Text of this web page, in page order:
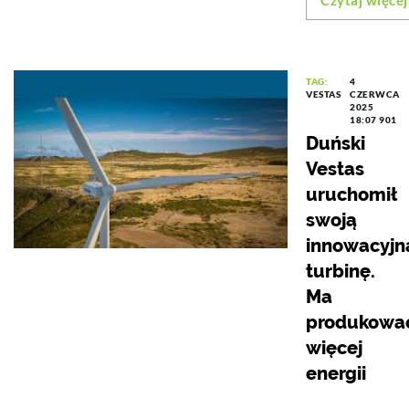
TAG:
VESTAS
4
CZERWCA
2025
18:07 901
Duński
Vestas
uruchomił
swoją
turbinę.
Ma
więcej
energii